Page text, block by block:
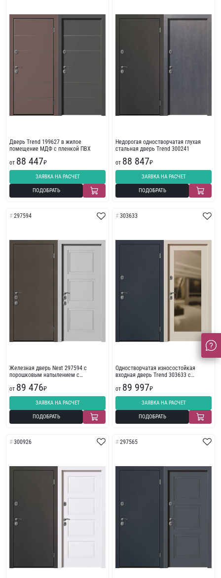
Дверь Trend 199627 в жилое
помещение МДФ с пленкой ПВХ
от 88 447₽
ЗАЯВКА НА РАСЧЕТ
ПОДОБРАТЬ
Недорогая одностворчатая глухая
стальная дверь Trend 300241
от 88 847₽
ЗАЯВКА НА РАСЧЕТ
ПОДОБРАТЬ
297594
Железная дверь Next 297594 с
порошковым напылением с
фрезеровкой
от 89 476₽
ЗАЯВКА НА РАСЧЕТ
ПОДОБРАТЬ
303633
Одностворчатая износостойкая
входная дверь Trend 303633 с
от 89 997₽
ЗАЯВКА НА РАСЧЕТ
ПОДОБРАТЬ
300926 297565